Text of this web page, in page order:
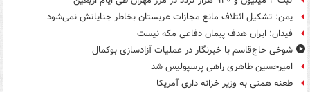
یمن: تشکیل ائتلاف مانع مجازات عربستان بخاطر جنایاتش نمی‌شود
فیدان: ایران هدف پیمان دفاعی مکه نیست
شوخی حاج‌قاسم با خبرنگار در عملیات آزادسازی بوکمال
امیرحسین طاهری راهی پرسپولیس شد
طعنه همتی به وزیر خزانه داری آمریکا